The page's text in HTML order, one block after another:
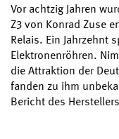
Vor achtzig Jahren
Z3 von Konrad Zuse
Relais. Ein Jahrzehnt
Elektronenröhren.
die Attraktion der
fanden zu ihm
Bericht des